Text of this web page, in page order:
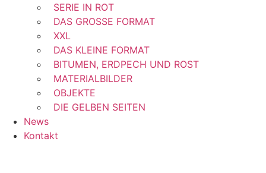
SERIE IN ROT
DAS GROSSE FORMAT
XXL
DAS KLEINE FORMAT
BITUMEN, ERDPECH UND ROST
MATERIALBILDER
OBJEKTE
DIE GELBEN SEITEN
News
Kontakt